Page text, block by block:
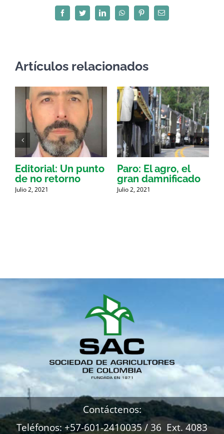
FacebookTwitterLinkedInWhatsAppPinterestCorreo
electrónico
Artículos relacionados
Editorial: Un punto
de no retorno
Julio 2, 2021
Paro: El agro, el
gran damnificado
Julio 2, 2021
Contáctenos:
Teléfonos: +57-601-2410035 / 36 Ext. 4083